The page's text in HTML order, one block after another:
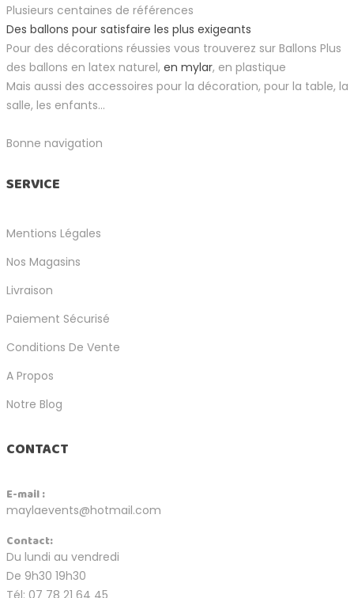
Plusieurs centaines de références
Des ballons pour satisfaire les plus exigeants
Pour des décorations réussies vous trouverez sur Ballons Plus
des ballons en latex naturel, en mylar, en plastique
Mais aussi des accessoires pour la décoration, pour la table, la
salle, les enfants...
Bonne navigation
SERVICE
Mentions Légales
Nos Magasins
Livraison
Paiement Sécurisé
Conditions De Vente
A Propos
Notre Blog
CONTACT
E-mail :
maylaevents@hotmail.com
Contact:
Du lundi au vendredi
De 9h30 19h30
Tél: 07 78 21 64 45